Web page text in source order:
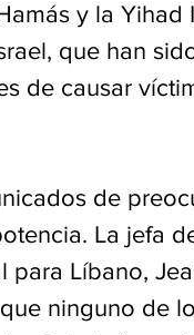
y la Yihad
que han
de causar
de
La jefa
Líbano,
ninguno de